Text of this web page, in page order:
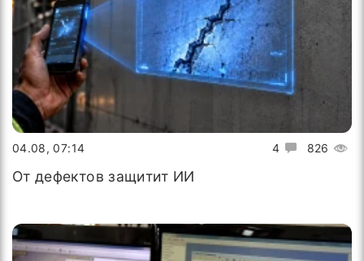
4 826
04.08, 07:14
От дефектов защитит ИИ